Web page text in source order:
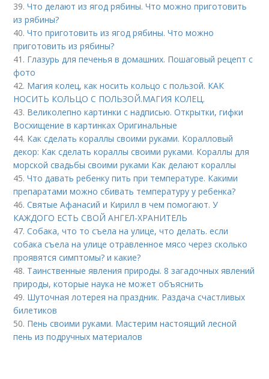
39.Что делают из ягод рябины. Что можно приготовить
из рябины?
40.Что приготовить из ягод рябины. Что можно
приготовить из рябины?
41. Глазурь для печенья в домашних. Пошаговый рецепт с
фото
42. Магия колец, как носить кольцо с пользой. КАК
НОСИТЬ КОЛЬЦО С ПОЛЬЗОЙ.МАГИЯ КОЛЕЦ.
43. Великолепно картинки с надписью. Открытки, гифки
Восхищение в картинках Оригинальные
44. Как сделать кораллы своими руками. Коралловый
декор: Как сделать кораллы своими руками. Кораллы для
морской свадьбы своими руками Как делают кораллы
45.Что давать ребенку пить при температуре. Какими
препаратами можно сбивать температуру у ребенка?
46.Святые Афанасий и Кирилл в чем помогают. У
КАЖДОГО ЕСТЬ СВОЙ АНГЕЛ-ХРАНИТЕЛЬ
47.Собака, что то съела на улице, что делать. если
собака съела на улице отравленное мясо через сколько
проявятся симптомы? и какие?
48. Таинственные явления природы. 8 загадочных явлений
природы, которые наука не может объяснить
49. Шуточная лотерея на праздник. Раздача счастливых
билетиков
50. Пень своими руками. Мастерим настоящий лесной
пень из подручных материалов